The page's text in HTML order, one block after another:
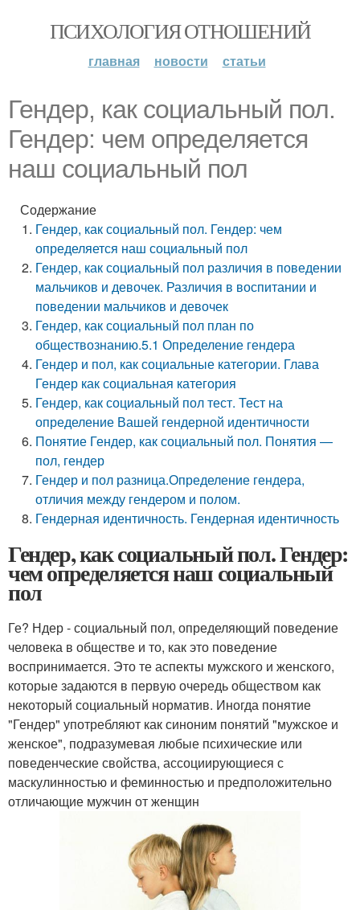
ПСИХОЛОГИЯ ОТНОШЕНИЙ
главная новости статьи
Гендер, как социальный пол.
Гендер: чем определяется
наш социальный пол
Содержание
Гендер, как социальный пол. Гендер: чем
определяется наш социальный пол
Гендер, как социальный пол различия в поведении
мальчиков и девочек. Различия в воспитании и
поведении мальчиков и девочек
Гендер, как социальный пол план по
обществознанию.5.1 Определение гендера
Гендер и пол, как социальные категории. Глава
Гендер как социальная категория
Гендер, как социальный пол тест. Тест на
определение Вашей гендерной идентичности
Понятие Гендер, как социальный пол. Понятия —
пол, гендер
Гендер и пол разница.Определение гендера,
отличия между гендером и полом.
Гендерная идентичность. Гендерная идентичность
Гендер, как социальный пол. Гендер:
чем определяется наш социальный
пол
Ге? Ндер - социальный пол, определяющий поведение
человека в обществе и то, как это поведение
воспринимается. Это те аспекты мужского и женского,
которые задаются в первую очередь обществом как
некоторый социальный норматив. Иногда понятие
"Гендер" употребляют как синоним понятий "мужское и
женское", подразумевая любые психические или
поведенческие свойства, ассоциирующиеся с
маскулинностью и феминностью и предположительно
отличающие мужчин от женщин